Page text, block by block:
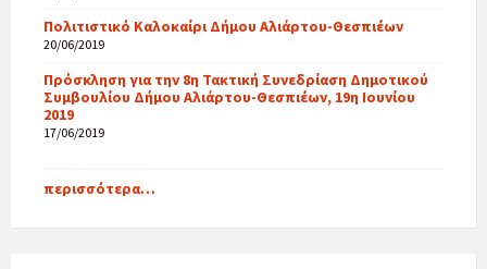
Πολιτιστικό Καλοκαίρι Δήμου Αλιάρτου-Θεσπιέων
20/06/2019
Πρόσκληση για την 8η Τακτική Συνεδρίαση Δημοτικού
Συμβουλίου Δήμου Αλιάρτου-Θεσπιέων, 19η Ιουνίου
2019
17/06/2019
περισσότερα…